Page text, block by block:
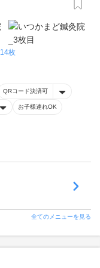
14枚
QRコード決済可
お子様連れOK
全てのメニューを見る